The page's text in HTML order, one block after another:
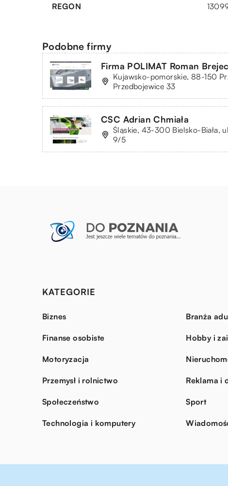
REGON
Podobne firmy
Firma POLIMAT Roman
Kujawsko-pomorskie, 88-150
Przedbojewice 33
CSC Adrian Chmiała
Śląskie, 43-300 Bielsko-Biała,
9/5
KATEGORIE
Biznes Branża
Finanse osobiste Hobby i
Motoryzacja
Przemysł i rolnictwo Reklama i
Społeczeństwo Sport
Technologia i komputery